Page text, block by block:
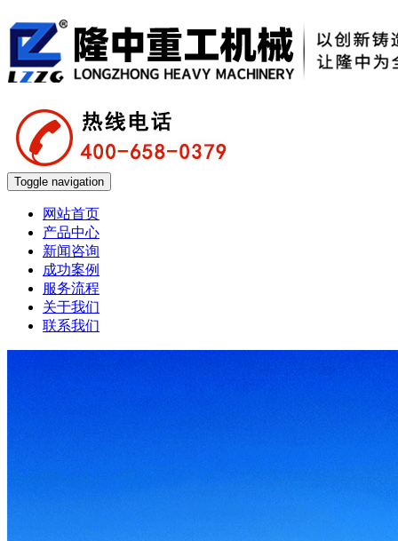
Toggle navigation
网站首页
产品中心
新闻咨询
成功案例
服务流程
关于我们
联系我们